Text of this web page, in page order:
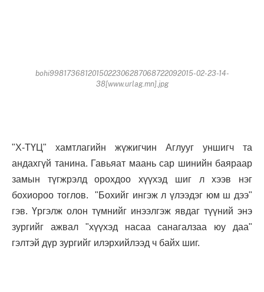
bohi9981736812015022306287068722092015-02-23-14-
38[www.urlag.mn].jpg
"Х-ТҮЦ" хамтлагийн жүжигчин Аглууг уншигч та
андахгүй танина. Гавьяат маань сар шинийн баяраар
замын түгжрэлд орохдоо хүүхэд шиг л хээв нэг
бохиороо тоглов. "Бохийг ингэж л үлээдэг юм ш дээ"
гэв. Үргэлж олон түмнийг инээлгэж явдаг түүний энэ
зургийг ажвал "хүүхэд насаа санагалзаа юу даа"
гэлтэй дүр зургийг илэрхийлээд ч байх шиг.